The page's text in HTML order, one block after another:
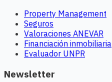
Property Management
Seguros
Valoraciones ANEVAR
Financiación inmobiliaria
Evaluador UNPR
Newsletter